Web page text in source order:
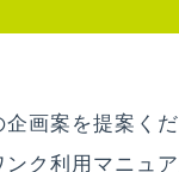
画案を提案くだ
ク利用マニュ